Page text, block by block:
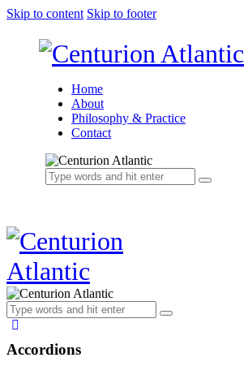
Skip to content Skip to footer
Home
About
Philosophy & Practice
Contact
Accordions